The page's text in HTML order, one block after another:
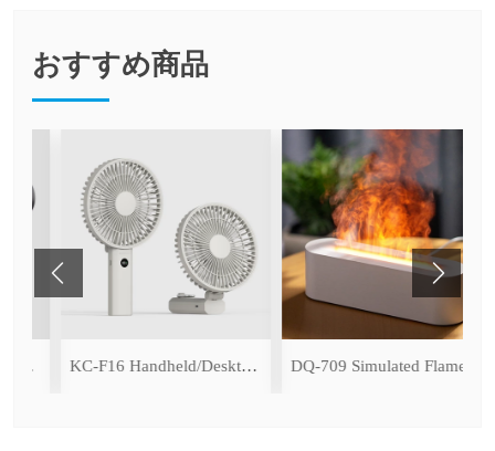
おすすめ商品
KC-F16 Handheld/Desktop Fan DQ-709 Simulated Flame Aromatherapy Diffuser